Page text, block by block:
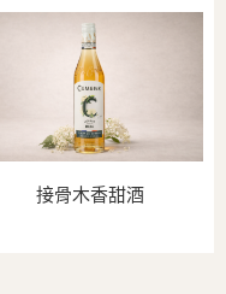
接骨木香甜酒